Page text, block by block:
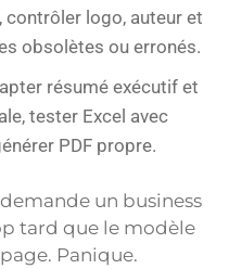
logo, auteur et
obsolètes ou erronés.
résumé exécutif et
tester Excel avec
PDF propre.
un business
tard que le modèle
Panique.